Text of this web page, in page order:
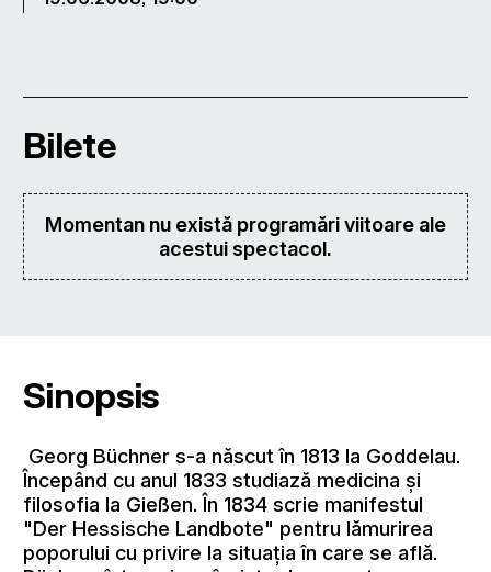
Bilete
Momentan nu există programări viitoare ale
acestui spectacol.
Sinopsis
Georg Büchner s-a născut în 1813 la Goddelau.
Începând cu anul 1833 studiază medicina şi
filosofia la Gießen. În 1834 scrie manifestul
"Der Hessische Landbote" pentru lămurirea
poporului cu privire la situaţia în care se află.